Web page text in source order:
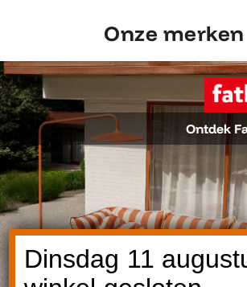
Onze merken
Ontdek
Dinsdag 11